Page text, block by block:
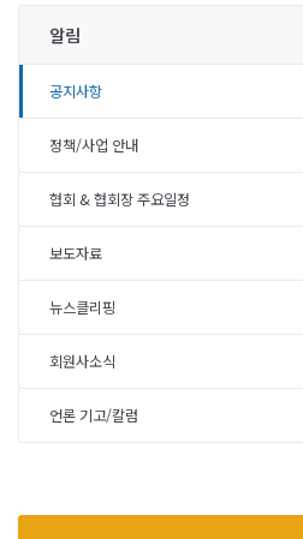
알림
공지사항
정책/사업 안내
협회 & 협회장 주요일정
보도자료
뉴스클리핑
회원사소식
언론 기고/칼럼